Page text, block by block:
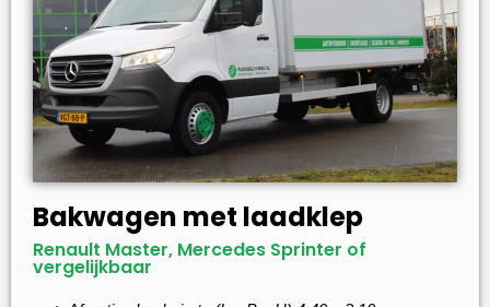
Bakwagen met laadklep
Renault Master, Mercedes Sprinter of
vergelijkbaar